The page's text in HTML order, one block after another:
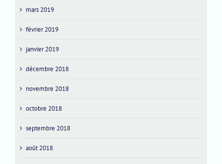
mars 2019
février 2019
janvier 2019
décembre 2018
novembre 2018
octobre 2018
septembre 2018
août 2018